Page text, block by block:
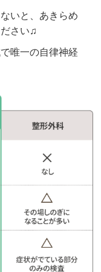
いと、あきらめ
さい♫
唯一の自律神経